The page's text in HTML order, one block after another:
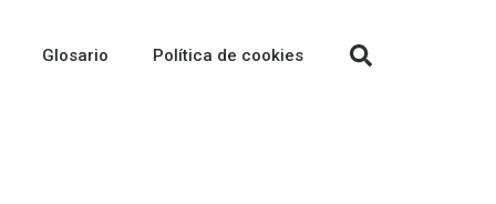
Glosario Política de cookies